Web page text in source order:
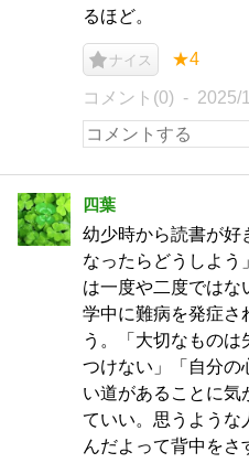
るほど。
ナイス ★4
コメント(0) 2025/
四葉
幼少時から読書が好
なったらどうしよう
は一度や二度ではな
学中に難病を発症さ
う。「大切なもの
つけない」「自分の
い道があることに気
ていい。思うような
んだよって背中をさ